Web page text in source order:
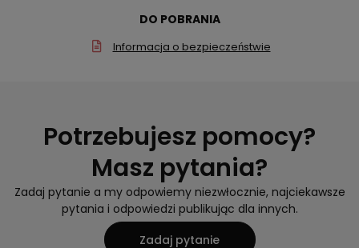
DO POBRANIA
Informacja o bezpieczeństwie
Potrzebujesz pomocy?
Masz pytania?
Zadaj pytanie a my odpowiemy niezwłocznie, najciekawsze
pytania i odpowiedzi publikując dla innych.
Zadaj pytanie